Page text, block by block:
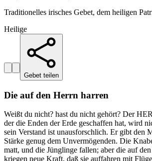
Traditionelles irisches Gebet, dem heiligen
Heilige
Gebet teilen
Die auf den Herrn harren
Weißt du nicht? hast du nicht gehört? Der
der die Enden der Erde geschaffen hat, wird
sein Verstand ist unausforschlich. Er gibt den
Stärke genug dem Unvermögenden. Die
matt, und die Jünglinge fallen; aber die auf
kriegen neue Kraft, daß sie auffahren mit